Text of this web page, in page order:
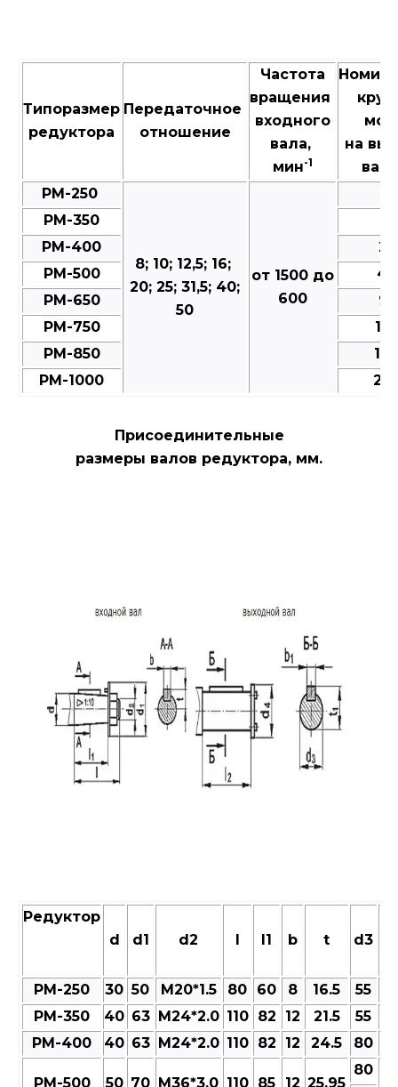
Типоразмер
редуктора
Передаточное
отношение
Частота
вращения
входного
вала,
мин-1
на
РМ-250
8; 10; 12,5; 16;
20; 25; 31,5; 40;
50
от 1500 до
600
РМ-350
РМ-400
РМ-500
РМ-650
РМ-750
РМ-850
РМ-1000
Присоединительные
размеры валов редуктора, мм.
Редуктор
d
d1 d2 l l1 b t d3
РМ-250 30 50 M20*1.5 80 60 8 16.5 55
РМ-350
40 63 M24*2.0 110 82 12 21.5 55
РМ-400
40 63 M24*2.0 110 82 12 24.5 80
РМ-500 50 70 M36*3.0 110 85 12 25.95
80